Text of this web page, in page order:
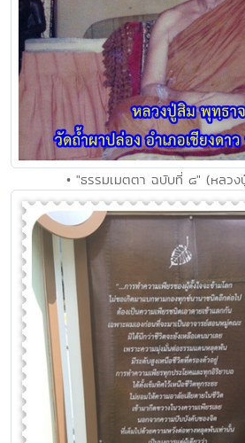
• "ธรรมเมตตา ฉบับที่ ๘" (หลวง